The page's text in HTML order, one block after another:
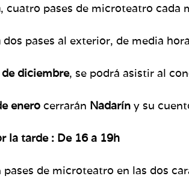
, cuatro pases de microteatro cada
dos pases al exterior, de media
diciembre, se podrá asistir al
enero cerrarán Nadarín y su
la tarde : De 16 a 19h
pases de microteatro en las dos